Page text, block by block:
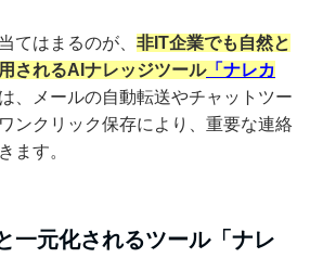
てはまるのが、 非IT企業でも自然と
されるAIナレッジツール「ナレカ
、メールの自動転送やチャットツー
ンクリック保存により、重要な連絡
ます。
一元化されるツール「ナレ